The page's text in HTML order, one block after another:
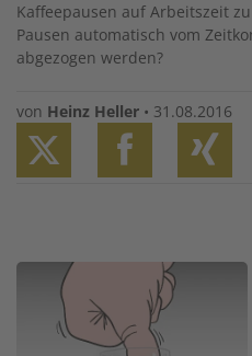
Kaffeepausen auf Arbeitszeit
Pausen automatisch vom
abgezogen werden?
von Heinz Heller • 31.08.2016